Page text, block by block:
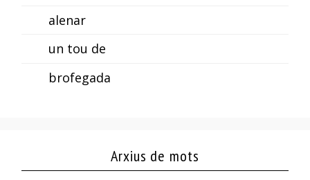
alenar
un tou de
brofegada
Arxius de mots